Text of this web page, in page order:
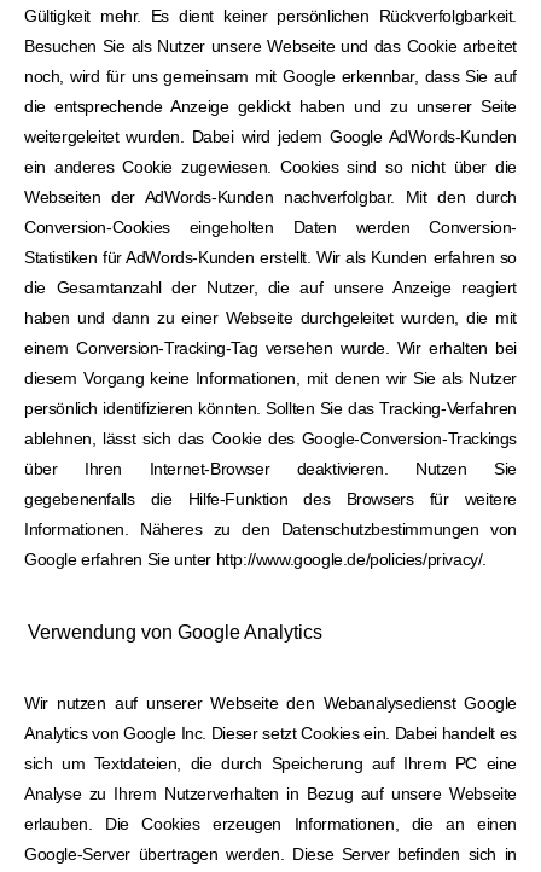
Gültigkeit mehr. Es dient keiner persönlichen Rückverfolgbarkeit.
Besuchen Sie als Nutzer unsere Webseite und das Cookie arbeitet
noch, wird für uns gemeinsam mit Google erkennbar, dass Sie auf
die entsprechende Anzeige geklickt haben und zu unserer Seite
weitergeleitet wurden. Dabei wird jedem Google AdWords-Kunden
ein anderes Cookie zugewiesen. Cookies sind so nicht über die
Webseiten der AdWords-Kunden nachverfolgbar. Mit den durch
Conversion-Cookies eingeholten Daten werden Conversion-
Statistiken für AdWords-Kunden erstellt. Wir als Kunden erfahren so
die Gesamtanzahl der Nutzer, die auf unsere Anzeige reagiert
haben und dann zu einer Webseite durchgeleitet wurden, die mit
einem Conversion-Tracking-Tag versehen wurde. Wir erhalten bei
diesem Vorgang keine Informationen, mit denen wir Sie als Nutzer
persönlich identifizieren könnten. Sollten Sie das Tracking-Verfahren
ablehnen, lässt sich das Cookie des Google-Conversion-Trackings
über Ihren Internet-Browser deaktivieren. Nutzen Sie
gegebenenfalls die Hilfe-Funktion des Browsers für weitere
Informationen. Näheres zu den Datenschutzbestimmungen von
Google erfahren Sie unter http://www.google.de/policies/privacy/.
Verwendung von Google Analytics
Wir nutzen auf unserer Webseite den Webanalysedienst Google
Analytics von Google Inc. Dieser setzt Cookies ein. Dabei handelt es
sich um Textdateien, die durch Speicherung auf Ihrem PC eine
Analyse zu Ihrem Nutzerverhalten in Bezug auf unsere Webseite
erlauben. Die Cookies erzeugen Informationen, die an einen
Google-Server übertragen werden. Diese Server befinden sich in